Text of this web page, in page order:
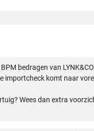
bedragen van
importcheck komt naar
Wees dan extra